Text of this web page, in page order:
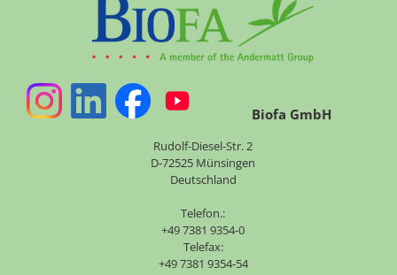
Biofa GmbH
Rudolf-Diesel-Str. 2
D-72525 Münsingen
Deutschland
Telefon.:
+49 7381 9354-0
Telefax:
+49 7381 9354-54